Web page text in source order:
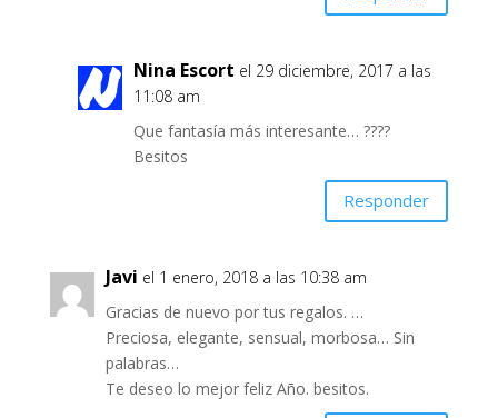
Nina Escort el 29 diciembre, 2017 a las
11:08 am
Que fantasía más interesante… ????
Besitos
Responder
Javi el 1 enero, 2018 a las 10:38 am
Gracias de nuevo por tus regalos. …
Preciosa, elegante, sensual, morbosa… Sin
palabras…
Te deseo lo mejor feliz Año. besitos.